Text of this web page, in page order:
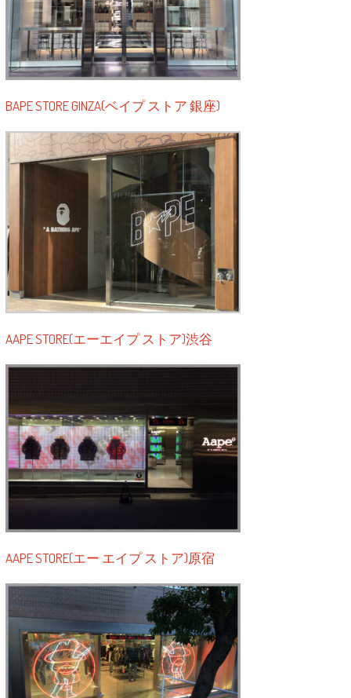
BAPE STORE GINZA(ベイプ ストア 銀座)
AAPE STORE(エーエイプ ストア)渋谷
AAPE STORE(エー エイプ ストア)原宿